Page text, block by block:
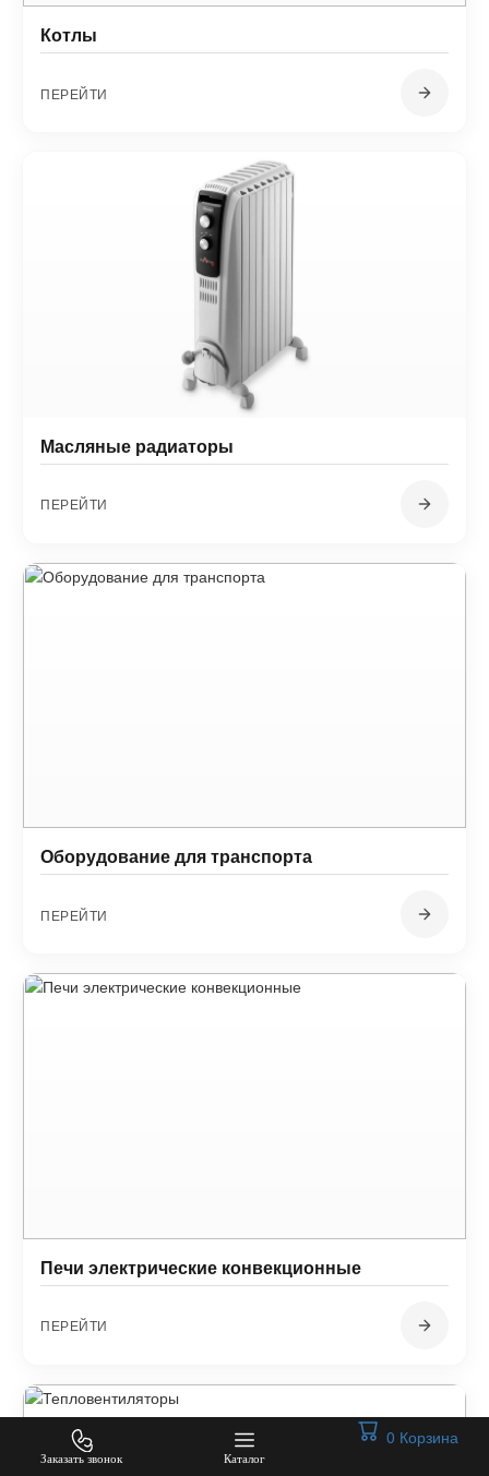
Заказать звонок Каталог
0 Корзина
Котлы
ПЕРЕЙТИ
Масляные радиаторы
ПЕРЕЙТИ
Оборудование для транспорта
ПЕРЕЙТИ
Печи электрические конвекционные
ПЕРЕЙТИ